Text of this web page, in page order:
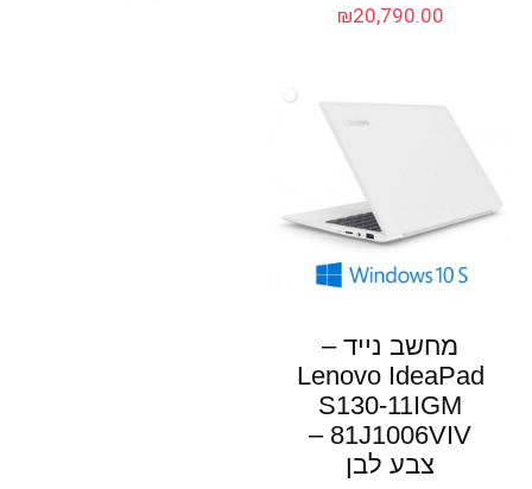
₪20,790.00
מחשב נייד –
Lenovo IdeaPad
S130-11IGM
81J1006VIV –
צבע לבן